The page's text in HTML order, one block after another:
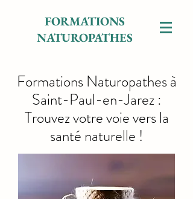
FORMATIONS
NATUROPATHES
Formations Naturopathes à
Saint-Paul-en-Jarez :
Trouvez votre voie vers la
santé naturelle !